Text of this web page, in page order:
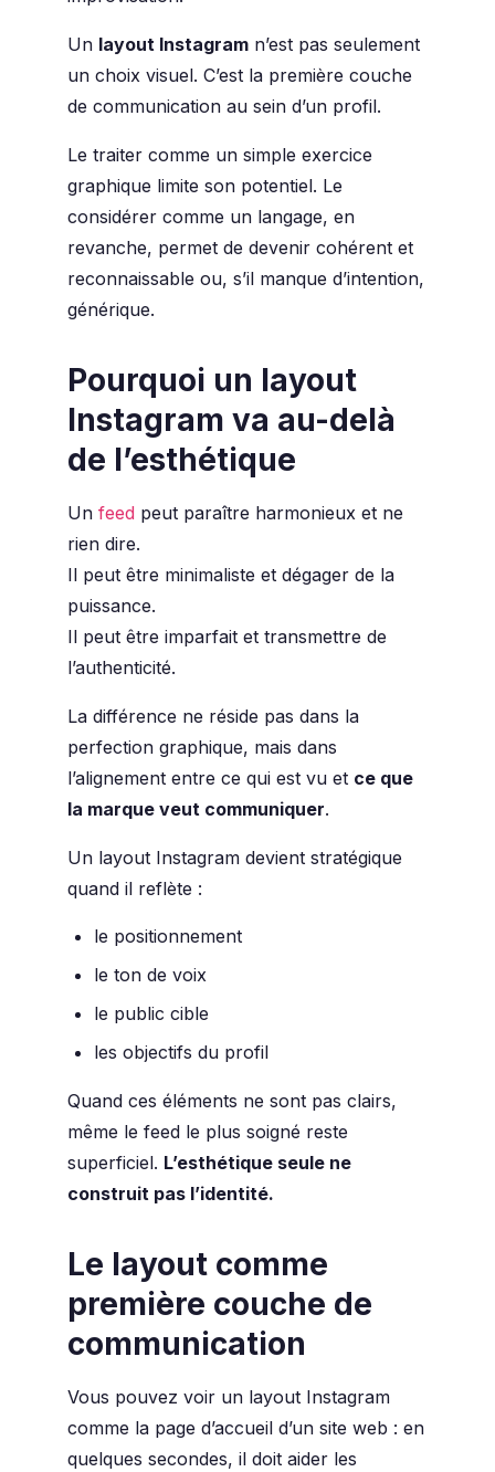
Un layout Instagramn’est pas seulement
un choix visuel. C’est la première couche
de communication au sein d’un profil.
Le traiter comme un simple exercice
graphique limite son potentiel. Le
considérer comme un langage, en
revanche, permet de devenir cohérent et
reconnaissable ou, s’il manque d’intention,
générique.
Pourquoi un layout
Instagram va au-delà
de l’esthétique
Un feed peut paraître harmonieux et ne
rien dire.
Il peut être minimaliste et dégager de la
puissance.
Il peut être imparfait et transmettre de
l’authenticité.
La différence ne réside pas dans la
perfection graphique, mais dans
l’alignement entre ce qui est vu et ce que
la marque veut communiquer.
Un layout Instagram devient stratégique
quand il reflète :
le positionnement
le ton de voix
le public cible
les objectifs du profil
Quand ces éléments ne sont pas clairs,
même le feed le plus soigné reste
superficiel. L’esthétique seule ne
construit pas l’identité.
Le layout comme
première couche de
communication
Vous pouvez voir un layout Instagram
comme la page d’accueil d’un site web : en
quelques secondes, il doit aider les